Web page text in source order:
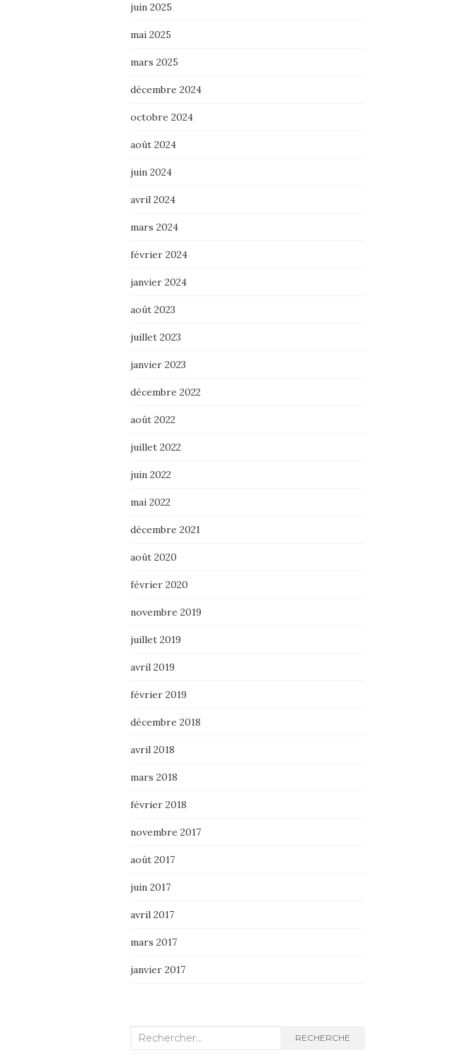
juin 2025
mai 2025
mars 2025
décembre 2024
octobre 2024
août 2024
juin 2024
avril 2024
mars 2024
février 2024
janvier 2024
août 2023
juillet 2023
janvier 2023
décembre 2022
août 2022
juillet 2022
juin 2022
mai 2022
décembre 2021
août 2020
février 2020
novembre 2019
juillet 2019
avril 2019
février 2019
décembre 2018
avril 2018
mars 2018
février 2018
novembre 2017
août 2017
juin 2017
avril 2017
mars 2017
janvier 2017
Recherche
RECHERCHE